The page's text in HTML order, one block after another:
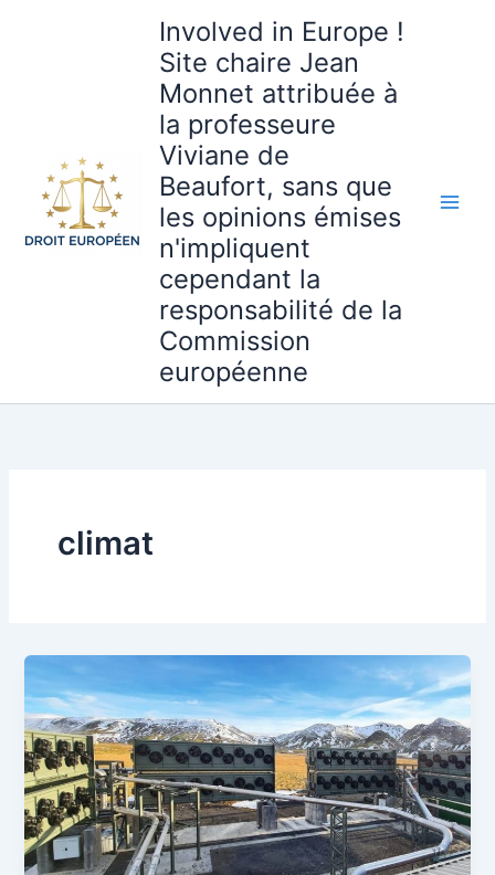
Involved in Europe !
Site chaire Jean
Monnet attribuée à
la professeure
Viviane de
Beaufort, sans que
les opinions émises
n'impliquent
cependant la
responsabilité de la
Commission
européenne
climat